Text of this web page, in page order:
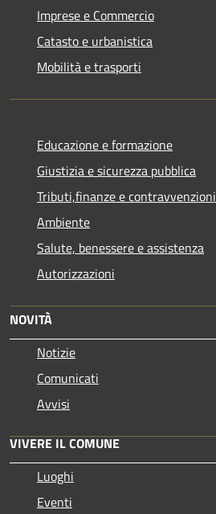
Imprese e Commercio
Catasto e urbanistica
Mobilità e trasporti
Educazione e formazione
Giustizia e sicurezza pubblica
Tributi,finanze e contravvenzioni
Ambiente
Salute, benessere e assistenza
Autorizzazioni
NOVITÀ
Notizie
Comunicati
Avvisi
VIVERE IL COMUNE
Luoghi
Eventi